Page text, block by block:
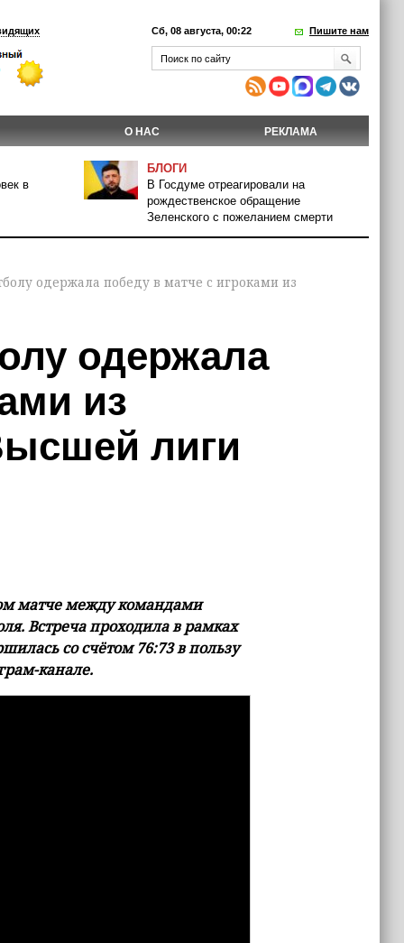
Сб, 08 августа, 00:22 Пишите нам
О НАС РЕКЛАМА
в
БЛОГИ
В Госдуме отреагировали на
рождественское обращение
Зеленского с пожеланием смерти
одержала победу в матче с игроками из
одержала
из
лиги
матче между командами
Встреча проходила в рамках
со счётом 76:73 в пользу
канале.